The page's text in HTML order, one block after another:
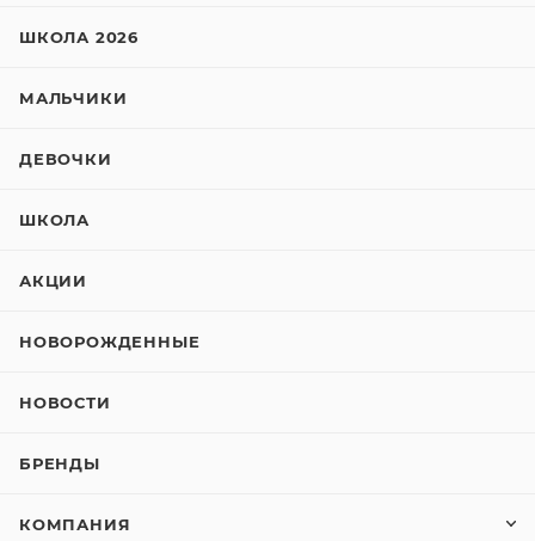
ШКОЛА 2026
МАЛЬЧИКИ
ДЕВОЧКИ
ШКОЛА
АКЦИИ
НОВОРОЖДЕННЫЕ
НОВОСТИ
БРЕНДЫ
КОМПАНИЯ